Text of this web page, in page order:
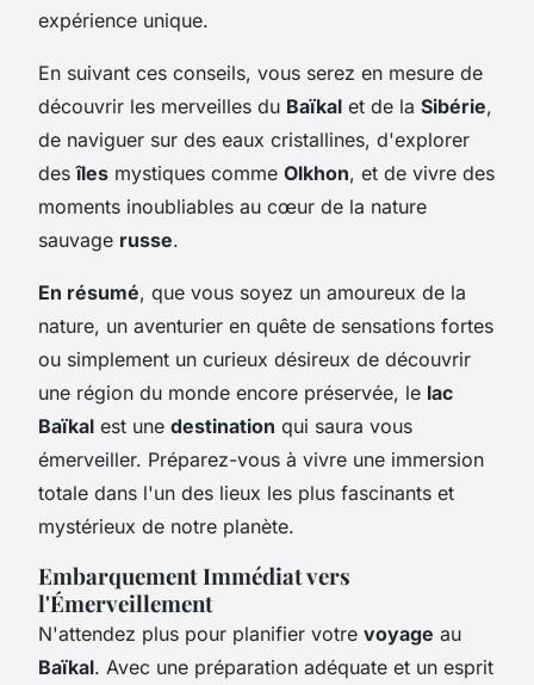
expérience unique.
En suivant ces conseils, vous serez en mesure de
découvrir les merveilles du Baïkal et de la Sibérie,
de naviguer sur des eaux cristallines, d'explorer
desîles mystiques comme Olkhon, et de vivre des
moments inoubliables au cœur de la nature
sauvage russe.
En résumé, que vous soyez un amoureux de la
nature, un aventurier en quête de sensations fortes
ou simplement un curieux désireux de découvrir
une région du monde encore préservée, le lac
Baïkal est une destination qui saura vous
émerveiller. Préparez-vous à vivre une immersion
totale dans l'un des lieux les plus fascinants et
mystérieux de notre planète.
Embarquement Immédiat vers
l'Émerveillement
N'attendez plus pour planifier votre voyage au
Baïkal. Avec une préparation adéquate et un esprit